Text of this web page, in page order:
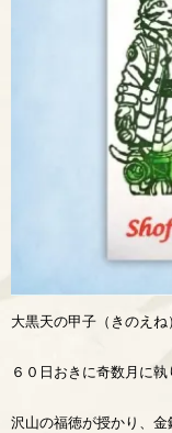
大黒天の甲子（きのえね
６０日おきに奇数月に執
沢山の福徳が授かり、金